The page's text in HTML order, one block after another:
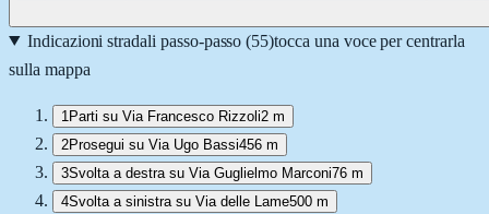
Indicazioni stradali passo-passo (55)tocca una voce per centrarla
sulla mappa
1 Parti su Via Francesco Rizzoli2 m
2Prosegui su Via Ugo Bassi456 m
3Svolta a destra su Via Guglielmo Marconi76 m
4Svolta a sinistra su Via delle Lame500 m